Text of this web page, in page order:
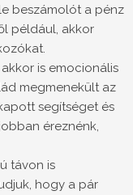
beszámolót a pénz
például, akkor
is emocionális
megmenekült az
segítséget és
éreznénk,
távon is
hogy a pár